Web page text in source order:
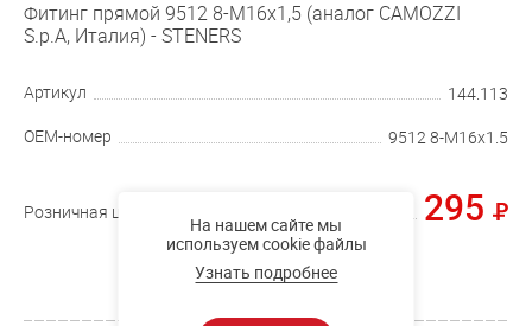
Фитинг прямой 9512 8-M16x1,5 (аналог CAMOZZI
S.p.A, Италия) - STENERS
Артикул 144.113
OEM-номер 9512 8-M16x1.5
Розничная цена 295
Купить
На нашем сайте мы
используем cookie файлы
Узнать подробнее